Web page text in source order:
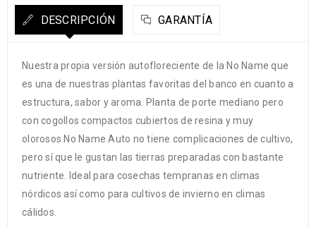
DESCRIPCIÓN GARANTÍA
Nuestra propia versión autofloreciente de la No Name que
es una de nuestras plantas favoritas del banco en cuanto a
estructura, sabor y aroma. Planta de porte mediano pero
con cogollos compactos cubiertos de resina y muy
olorosos.No Name Auto no tiene complicaciones de cultivo,
pero sí que le gustan las tierras preparadas con bastante
nutriente. Ideal para cosechas tempranas en climas
nórdicos así como para cultivos de invierno en climas
cálidos.